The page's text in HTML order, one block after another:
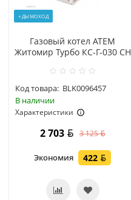
+ДЫМОХОД
Газовый котел АТЕМ
Житомир Турбо КС-Г-030 СН
Код товара: BLK0096457
В наличии
Характеристики
2 703 3 125
Экономия 422